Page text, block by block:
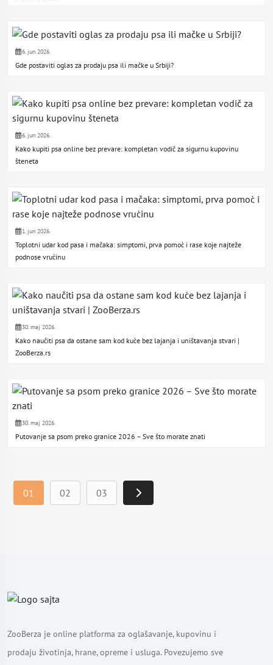
6. jun 2026.
Gde postaviti oglas za prodaju psa ili mačke u Srbiji?
6. jun 2026.
Kako kupiti psa online bez prevare: kompletan vodič za sigurnu kupovinu
šteneta
1. jun 2026.
Toplotni udar kod pasa i mačaka: simptomi, prva pomoć i rase koje najteže
podnose vrućinu
30. maj 2026.
Kako naučiti psa da ostane sam kod kuće bez lajanja i uništavanja stvari |
ZooBerza.rs
30. maj 2026.
Putovanje sa psom preko granice 2026 – Sve što morate znati
01 02 03
ZooBerza je online platforma za oglašavanje, kupovinu i
prodaju životinja, hrane, opreme i usluga. Povezujemo sve